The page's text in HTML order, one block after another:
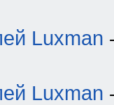
Luxman
Luxman